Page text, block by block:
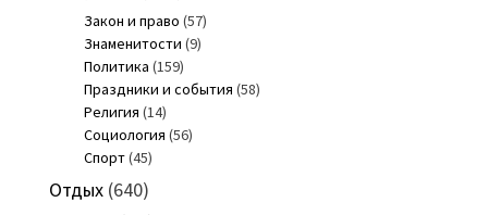
Закон и право (57)
Знаменитости (9)
Политика (159)
Праздники и события (58)
Религия (14)
Социология (56)
Спорт(45)
Отдых(640)